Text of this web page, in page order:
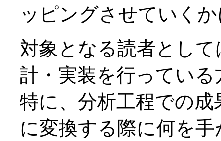
ッピングさせていく
対象となる読者とし
計・実装を行ってい
特に、分析工程での
に変換する際に何を